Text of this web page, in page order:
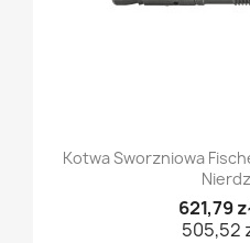
Kotwa Sworzniowa
621,79
505,52